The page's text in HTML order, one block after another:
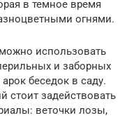
в темное время
огнями.
использовать
и заборных
беседок в саду.
стоит задействовать
веточки лозы,